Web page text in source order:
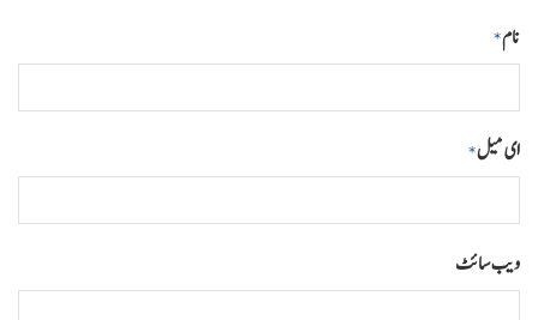
نام*
ای میل*
ویب‌ سائٹ